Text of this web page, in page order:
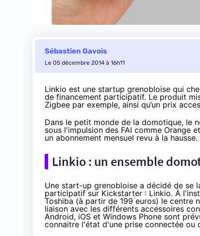
Sébastien Gavois
Le 05 décembre 2014 à 16h11
Linkio est une startup grenobloise qui
de financement participatif. Le produit
Zigbee par exemple, ainsi qu’un prix
Dans le petit monde de la domotique, le
sous l'impulsion des FAI comme Orange et
un abonnement mensuel revu à la hausse.
Linkio : un ensemble
Une start-up grenobloise a décidé de se
participatif sur Kickstarter : Linkio. À
Toshiba (à partir de 199 euros) le centre
liaison avec les différents accessoires
Android, iOS et Windows Phone sont
connaitre l'état d'une prise connectée ou